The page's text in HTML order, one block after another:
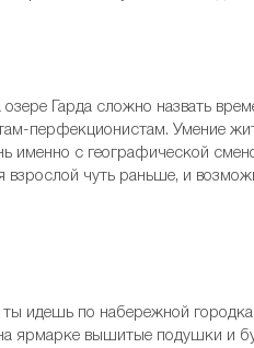
Гарда сложно назвать
перфекционистам. Умение
именно с географической
взрослой чуть раньше, и
ты идешь по набережной
ярмарке вышитые подушки и